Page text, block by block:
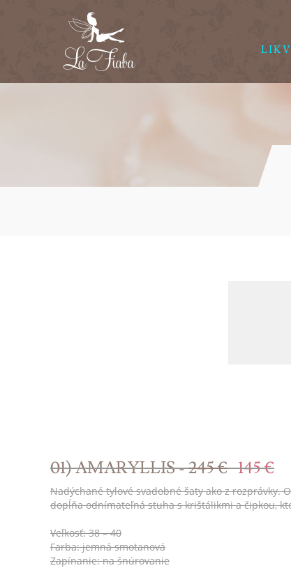
01) AMARYLLIS -245 € 145 €
Nadýchané tylové svadobné šaty ako z rozprávky.
dopĺňa odnímateľná stuha s krištálikmi a čipkou,
Veľkosť: 38 – 40
Farba: jemná smotanová
Zapínanie: na šnúrovanie